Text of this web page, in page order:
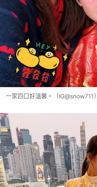
一家四口好溫馨。（IG@snow711）